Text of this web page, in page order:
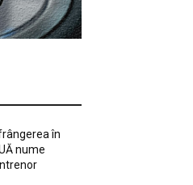
în
nume